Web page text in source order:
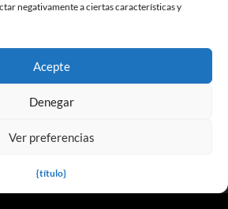
negativamente a ciertas características y
Acepte
Denegar
Ver preferencias
{título}
Terms of Service
Settings